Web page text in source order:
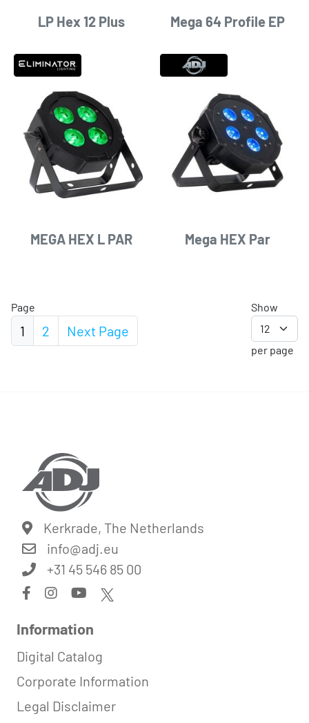
LP Hex 12 Plus Mega 64 Profile EP
MEGA HEX L PAR Mega HEX Par
Page
1 2 Next Page
Show
per page
Kerkrade, The Netherlands
info@adj.eu
+31 45 546 85 00
Information
Digital Catalog
Corporate Information
Legal Disclaimer